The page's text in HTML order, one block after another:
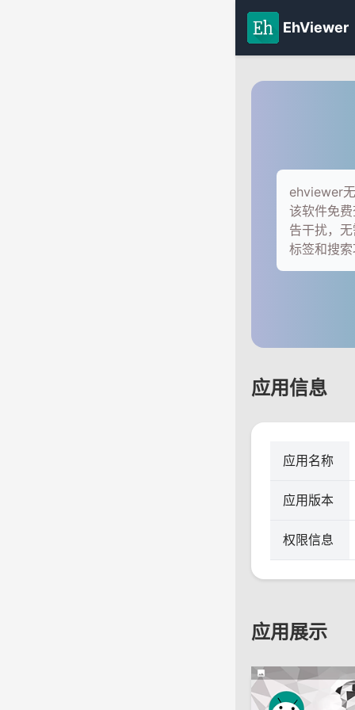
EhViewer
ehviewer
该软件免
告干扰，
标签和搜
应用信息
应用名称
应用版本
权限信息
应用展示